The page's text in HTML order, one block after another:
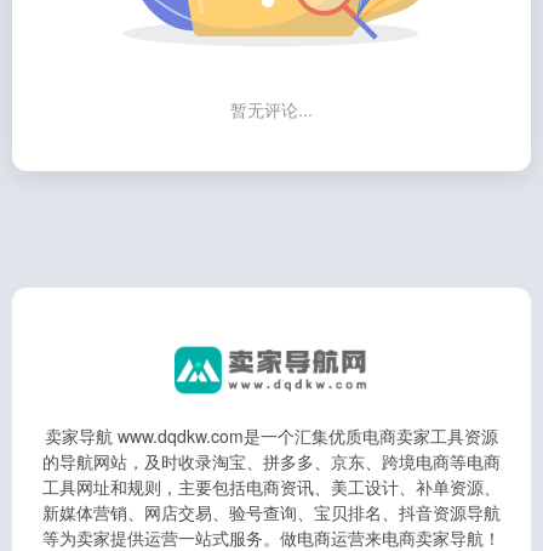
暂无评论...
卖家导航 www.dqdkw.com是一个汇集优质电商卖家工具资源
的导航网站，及时收录淘宝、拼多多、京东、跨境电商等电商
工具网址和规则，主要包括电商资讯、美工设计、补单资源、
新媒体营销、网店交易、验号查询、宝贝排名、抖音资源导航
等为卖家提供运营一站式服务。做电商运营来电商卖家导航！